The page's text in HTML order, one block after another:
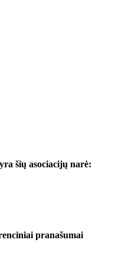
šių asociacijų narė:
pranašumai